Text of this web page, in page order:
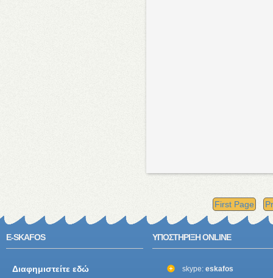
First Page
E-SKAFOS
Διαφημιστείτε εδώ
ΥΠΟΣΤΗΡΙΞΗ ONLINE
skype: eskafos